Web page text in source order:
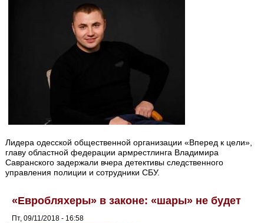
Лидера одесской общественной организации «Вперед к цели»,
главу областной федерации армрестлинга Владимира
Савранского задержали вчера детективы следственного
управления полиции и сотрудники СБУ.
«Евробляхеры» в законе: «шары» не будет
Пт, 09/11/2018 - 16:58